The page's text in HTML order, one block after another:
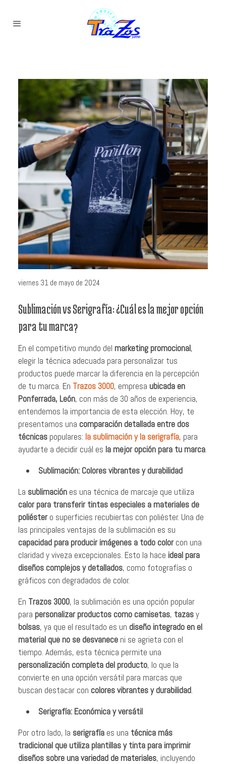
viernes 31 de mayo de 2024
Sublimación vs Serigrafía: ¿Cuál es la mejor opción
para tu marca?
En el competitivo mundo del marketing promocional,
elegir la técnica adecuada para personalizar tus
productos puede marcar la diferencia en la percepción
de tu marca. En Trazos 3000, empresa ubicada en
Ponferrada, León, con más de 30 años de experiencia,
entendemos la importancia de esta elección. Hoy, te
presentamos una comparación detallada entre dos
técnicas populares: la sublimación y la serigrafía, para
ayudarte a decidir cuál es la mejor opción para tu marca.
Sublimación: Colores vibrantes y durabilidad
La sublimación es una técnica de marcaje que utiliza
calor para transferir tintas especiales a materiales de
poliéster o superficies recubiertas con poliéster. Una de
las principales ventajas de la sublimación es su
capacidad para producir imágenes a todo color con una
claridad y viveza excepcionales. Esto la hace ideal para
diseños complejos y detallados, como fotografías o
gráficos con degradados de color.
En Trazos 3000, la sublimación es una opción popular
para personalizar productos como camisetas, tazasy
bolsas, ya que el resultado es un diseño integrado en el
material que no se desvanece ni se agrieta con el
tiempo. Además, esta técnica permite una
personalización completa del producto, lo que la
convierte en una opción versátil para marcas que
buscan destacar con colores vibrantes y durabilidad.
Serigrafía: Económica y versátil
Por otro lado, la serigrafía es una técnica más
tradicional que utiliza plantillas y tinta para imprimir
diseños sobre una variedad de materiales, incluyendo